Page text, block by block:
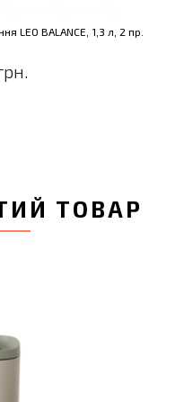
LEO BALANCE, 1,3 л, 2 пр.
ТОВАР